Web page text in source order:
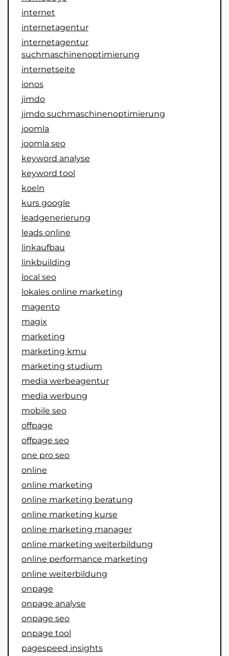
internet
internetagentur
internetagentur
suchmaschinenoptimierung
internetseite
ionos
jimdo
jimdo suchmaschinenoptimierung
joomla
joomla seo
keyword analyse
keyword tool
koeln
kurs google
leadgenerierung
leads online
linkaufbau
linkbuilding
local seo
lokales online marketing
magento
magix
marketing
marketing kmu
marketing studium
media werbeagentur
media werbung
mobile seo
offpage
offpage seo
one pro seo
online
online marketing
online marketing beratung
online marketing kurse
online marketing manager
online marketing weiterbildung
online performance marketing
online weiterbildung
onpage
onpage analyse
onpage seo
onpage tool
pagespeed insights